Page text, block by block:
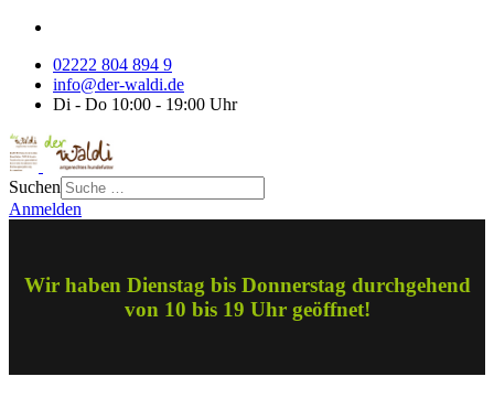
02222 804 894 9
info@der-waldi.de
Di - Do 10:00 - 19:00 Uhr
Suchen
Anmelden
Wir haben Dienstag bis Donnerstag durchgehend
von 10 bis 19 Uhr geöffnet!